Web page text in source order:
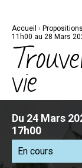
navigation
Accueil › Propositions
11h00 au 28 Mars
vie
Du 24 Mars
17h00
En cours